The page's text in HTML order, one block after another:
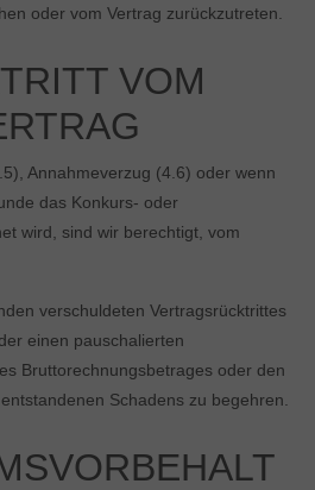
oder vom Vertrag zurückzutreten.
VOM
Annahmeverzug (4.6) oder wenn
das Konkurs- oder
wird, sind wir berechtigt, vom
verschuldeten Vertragsrücktrittes
einen pauschalierten
Bruttorechnungsbetrages oder den
Schadens zu begehren.